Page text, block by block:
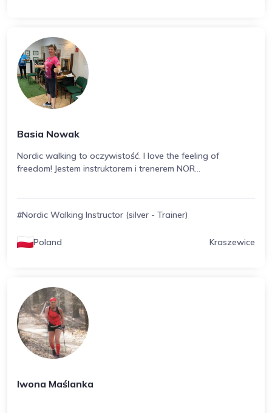
Basia Nowak
Nordic walking to oczywistość. I love the feeling of
freedom! Jestem instruktorem i trenerem NOR...
#Nordic Walking Instructor (silver - Trainer)
Poland Kraszewice
Iwona Maślanka